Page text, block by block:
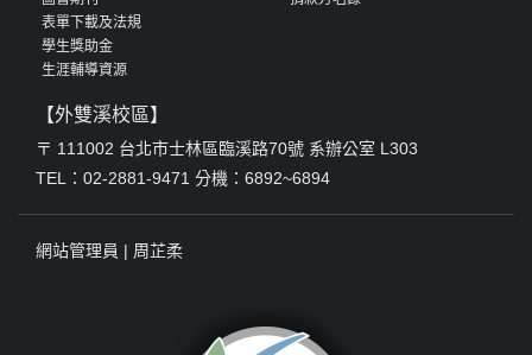
表單下載及法規
學生獎助金
生涯輔導資源
【外雙溪校區】
〒 111002 台北市士林區臨溪路70號 系辦公室 L303
TEL：02-2881-9471 分機：6892~6894
網站管理員 | 周芷柔